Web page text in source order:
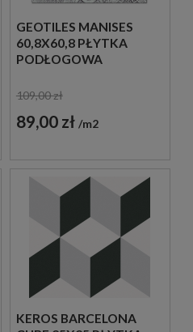
GEOTILES MANISES
60,8X60,8 PŁYTKA
PODŁOGOWA
109,00 zł
89,00 zł m2
KEROS BARCELONA